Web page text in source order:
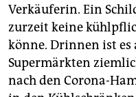
Verkäuferin. Ein
zurzeit keine
könne. Drinnen ist es
Supermärkten
nach den Corona-